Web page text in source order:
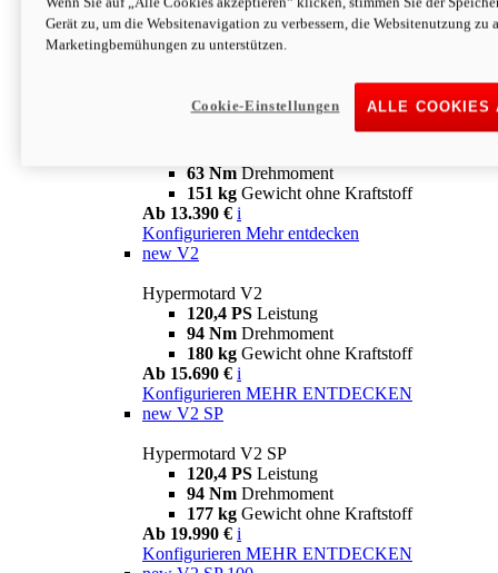
63 NmDrehmoment
151 kgGewicht ohne Kraftstoff
Ab 13.890 € i
63 Nm Drehmoment
151 kg Gewicht ohne Kraftstoff
Ab 13.390 € i
Konfigurieren Mehr entdecken
new V2
Hypermotard V2
120,4 PS Leistung
94 Nm Drehmoment
180 kg Gewicht ohne Kraftstoff
Ab 15.690 € i
Konfigurieren MEHR ENTDECKEN
new V2 SP
Hypermotard V2 SP
120,4 PS Leistung
94 Nm Drehmoment
177 kg Gewicht ohne Kraftstoff
Ab 19.990 € i
Konfigurieren MEHR ENTDECKEN
Gerät zu, um die Websitenavigation zu verbessern, die Websitenutzung zu
Marketingbemühungen zu unterstützen.
ALLE COOKIES
Cookie-Einstellungen